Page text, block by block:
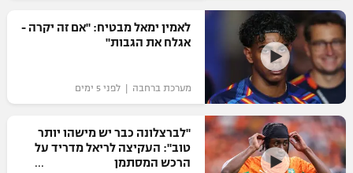
VOD
רץ ברשת
גביע המדינה
נבחרת ישראל
מכבי חיפה
בית"ר ירושלים
מכבי תל אביב
ליגה גרמנית
ליגה ספרדית
ליגה איטלקית
ליגה צרפתית
ליגה לאומית
כדורסל נשים
מכבי תל אביב
הפועל חולון
הפועל ירושלים
NBA
יורוליג
יורוקאפ
ענפים נוספים
טניס
כדוריד
כדורעף
לאמין ימאל מבטיח: "אם זה יקרה -
אגלח את הגבות"
מערכת ברחבה | לפני 5 ימים
"לברצלונה כבר יש מישהו יותר
טוב": העקיצה לריאל מדריד על
הרכש המסתמן